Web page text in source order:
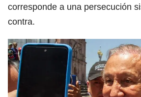
corresponde a una persecución
contra.